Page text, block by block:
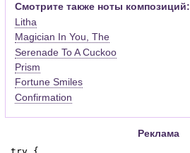
Смотрите также ноты композиций:
Litha
Magician In You, The
Serenade To A Cuckoo
Prism
Fortune Smiles
Confirmation
Реклама